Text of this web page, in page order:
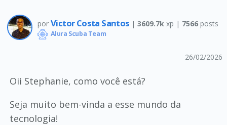
por Victor Costa Santos | 3609.7k xp | 7566posts
Alura Scuba Team
26/02/2026
Oii Stephanie, como você está?
Seja muito bem-vinda a esse mundo da
tecnologia!